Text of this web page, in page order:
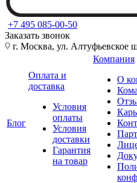
+7 495 085-00-50
Заказать звонок
г. Москва, ул. Алтуфьевское
Блог
Оплата и
доставка
Условия
оплаты
Условия
доставки
Гарантия
на товар
Компания
О